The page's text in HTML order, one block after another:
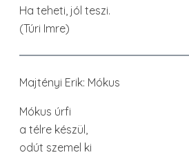
Ha teheti, jól teszi.
(Túri Imre)
Majtényi Erik: Mókus
Mókus úrfi
a télre készül,
odút szemel ki